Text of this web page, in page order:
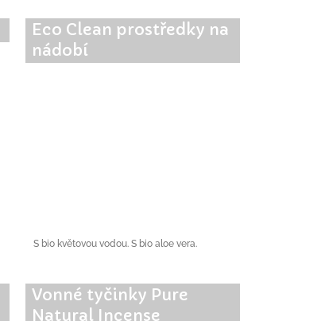
S bio květovou vodou. S bio aloe vera.
Eco Clean prostředky na
nádobí
Vonné tyčinky Pure
Natural Incense